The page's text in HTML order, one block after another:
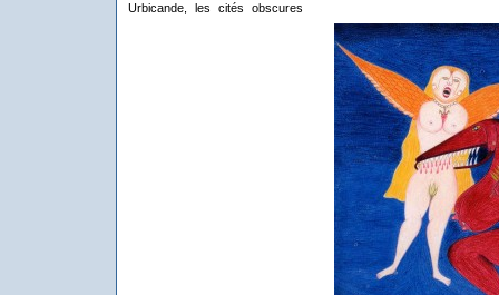
Urbicande, les cités obscures